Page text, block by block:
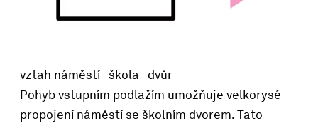
vztah náměstí - škola - dvůr
Pohyb vstupním podlažím umožňuje velkorysé
propojení náměstí se školním dvorem. Tato